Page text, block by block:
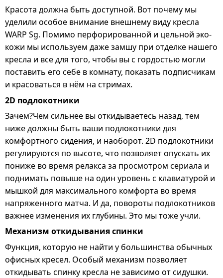
Красота должна быть доступной. Вот почему мы
уделили особое внимание внешнему виду кресла
WARP Sg. Помимо перфорированной и цельной эко-
кожи мы используем даже замшу при отделке нашего
кресла и все для того, чтобы вы с гордостью могли
поставить его себе в комнату, показать подписчикам
и красоваться в нём на стримах.
2D подлокотники
Зачем?Чем сильнее вы откидываетесь назад, тем
ниже должны быть ваши подлокотники для
комфортного сидения, и наоборот. 2D подлокотники
регулируются по высоте, что позволяет опускать их
пониже во время релакса за просмотром сериала и
поднимать повыше на один уровень с клавиатурой и
мышкой для максимального комфорта во время
напряженного матча. И да, повороты подлокотников
важнее изменения их глубины. Это мы тоже учли.
Механизм откидывания спинки
Функция, которую не найти у большинства обычных
офисных кресел. Особый механизм позволяет
откидывать спинку кресла не зависимо от сидушки.